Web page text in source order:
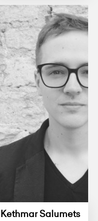
Kethmar Salumets